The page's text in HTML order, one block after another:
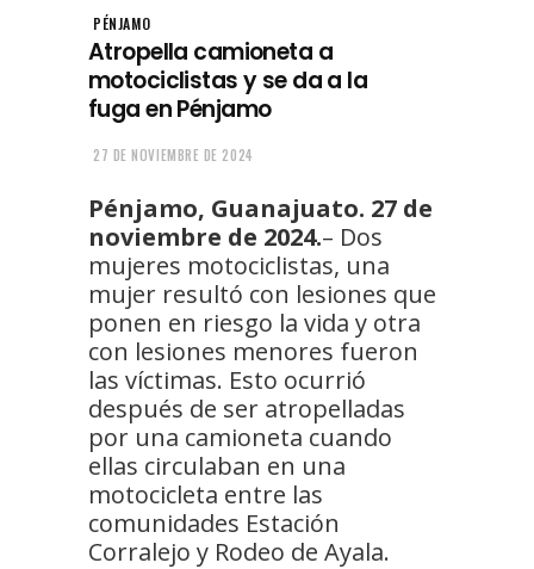
PÉNJAMO
Atropella camioneta a
motociclistas y se da a la
fuga en Pénjamo
27 DE NOVIEMBRE DE 2024
Pénjamo, Guanajuato. 27 de
noviembre de 2024.– Dos
mujeres motociclistas, una
mujer resultó con lesiones que
ponen en riesgo la vida y otra
con lesiones menores fueron
las víctimas. Esto ocurrió
después de ser atropelladas
por una camioneta cuando
ellas circulaban en una
motocicleta entre las
comunidades Estación
Corralejo y Rodeo de Ayala.